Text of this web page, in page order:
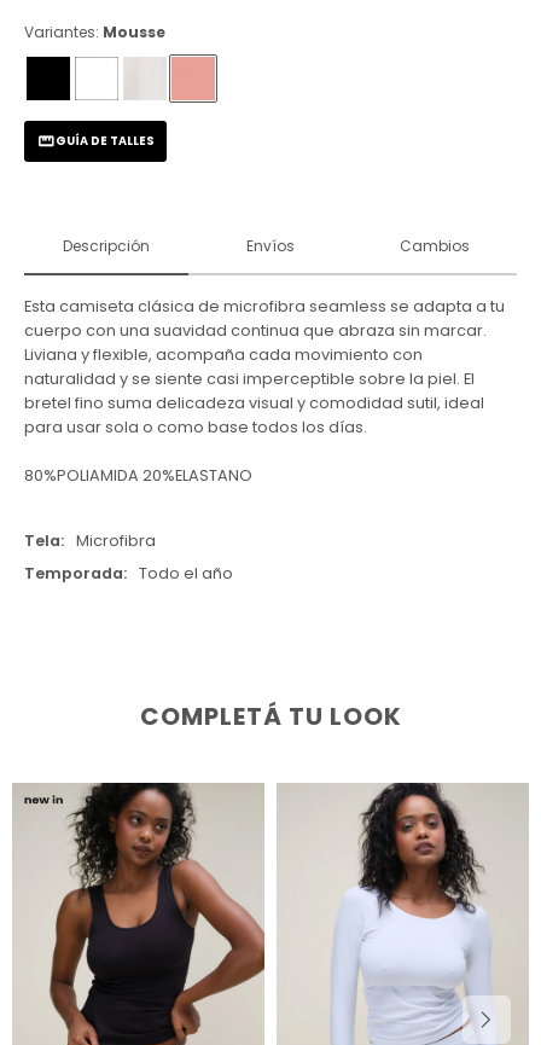
Variantes: Mousse
GUÍA DE TALLES
Descripción Envíos Cambios
Esta camiseta clásica de microfibra seamless se adapta a tu
cuerpo con una suavidad continua que abraza sin marcar.
Liviana y flexible, acompaña cada movimiento con
naturalidad y se siente casi imperceptible sobre la piel. El
bretel fino suma delicadeza visual y comodidad sutil, ideal
para usar sola o como base todos los días.
80%POLIAMIDA 20%ELASTANO
Tela
Microfibra
Temporada
Todo el año
COMPLETÁ TU LOOK